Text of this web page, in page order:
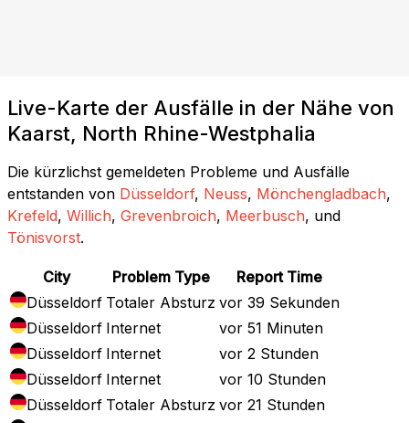
Live-Karte der Ausfälle in der Nähe von
Kaarst, North Rhine-Westphalia
Die kürzlichst gemeldeten Probleme und Ausfälle
entstanden von Düsseldorf, Neuss, Mönchengladbach,
Krefeld, Willich, Grevenbroich, Meerbusch, und
Tönisvorst.
City Problem Type
Report Time
Düsseldorf Totaler Absturz vor 39 Sekunden
Düsseldorf Internet
vor 51 Minuten
Düsseldorf Internet
vor 2 Stunden
Düsseldorf Internet
vor 10 Stunden
Düsseldorf Totaler Absturz vor 21 Stunden